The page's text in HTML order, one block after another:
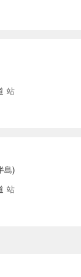
站
島)
站